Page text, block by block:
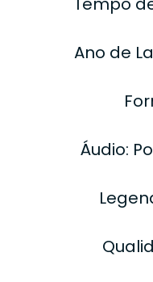
Ano de
Áudio: